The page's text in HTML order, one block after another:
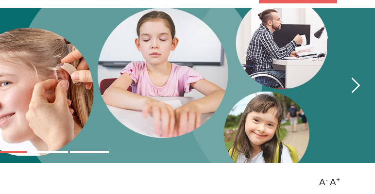
des instances
A- A+